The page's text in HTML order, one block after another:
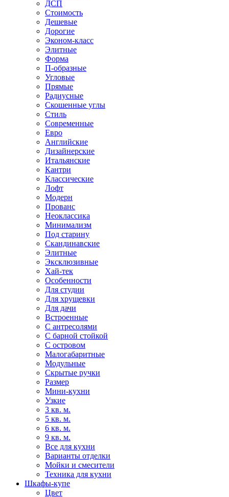
ДСП
Стоимость
Дешевые
Дорогие
Эконом-класс
Элитные
Форма
П-образные
Угловые
Прямые
Радиусные
Скошенные углы
Стиль
Современные
Евро
Английские
Дизайнерские
Итальянские
Кантри
Классические
Лофт
Модерн
Прованс
Неоклассика
Минимализм
Под старину
Скандинавские
Элитные
Эксклюзивные
Хай-тек
Особенности
Для студии
Для хрущевки
Для дачи
Встроенные
С антресолями
С барной стойкой
С островом
Малогабаритные
Модульные
Скрытые ручки
Размер
Мини-кухни
Узкие
3 кв. м.
5 кв. м.
6 кв. м.
9 кв. м.
Все для кухни
Варианты отделки
Мойки и смесители
Техника для кухни
Шкафы-купе
Цвет